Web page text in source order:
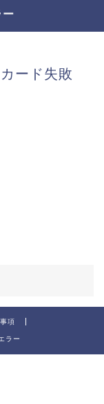
ード失敗
項
ラー